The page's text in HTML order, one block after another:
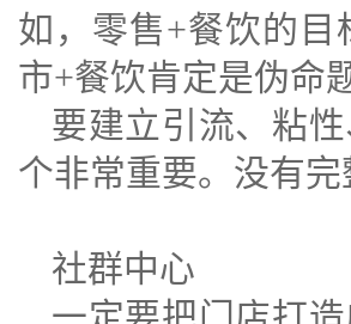
如，零售+餐饮的
市+餐饮肯定是伪命
要建立引流、粘
个非常重要。没有
社群中心
一定要把门店打